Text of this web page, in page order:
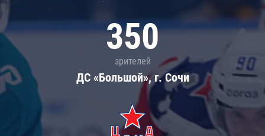
350
зрителей
ДС «Большой», г. Сочи